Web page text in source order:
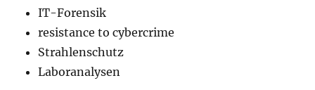
IT-Forensik
resistance to cybercrime
Strahlenschutz
Laboranalysen